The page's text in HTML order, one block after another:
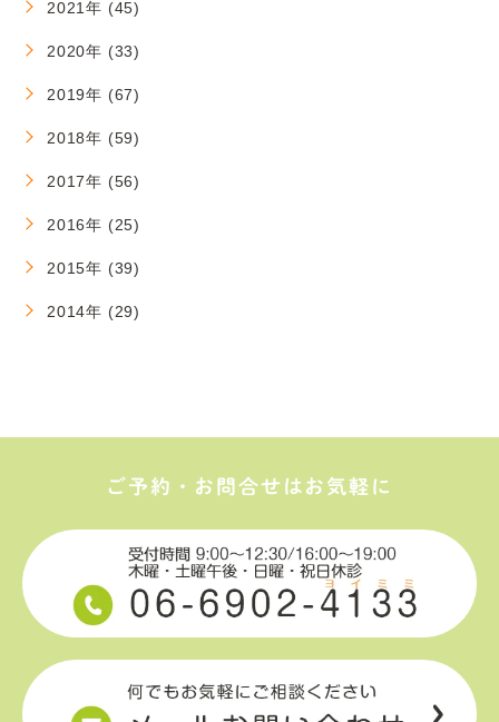
2021年 (45)
2020年 (33)
2019年 (67)
2018年 (59)
2017年 (56)
2016年 (25)
2015年 (39)
2014年 (29)
ご予約・お問合せはお気軽に